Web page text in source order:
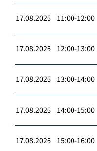
17.08.2026 11:00-12:00
17.08.2026 12:00-13:00
17.08.2026 13:00-14:00
17.08.2026 14:00-15:00
17.08.2026 15:00-16:00